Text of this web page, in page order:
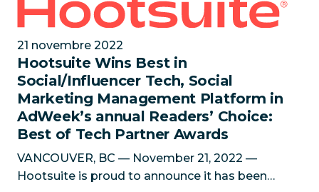
21 novembre 2022
Hootsuite Wins Best in
Social/Influencer Tech, Social
Marketing Management Platform in
AdWeek’s annual Readers’ Choice:
Best of Tech Partner Awards
VANCOUVER, BC — November 21, 2022 —
Hootsuite is proud to announce it has been